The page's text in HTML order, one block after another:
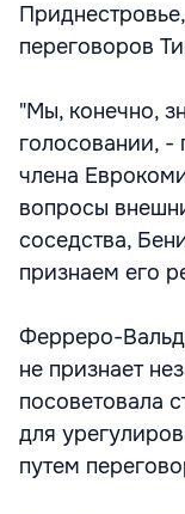
переговоров
"Мы, конечно,
голосовании, -
члена
вопросы
соседства,
признаем его
Ферреро-
не признает
посоветовала
для
путем